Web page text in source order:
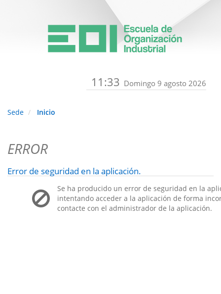
11:33 Domingo 9 agosto 2026
Sede Inicio
ERROR
Error de seguridad en la aplicación.
Se ha producido un error de seguridad en la
intentando acceder a la aplicación de forma
contacte con el administrador de la aplicación.